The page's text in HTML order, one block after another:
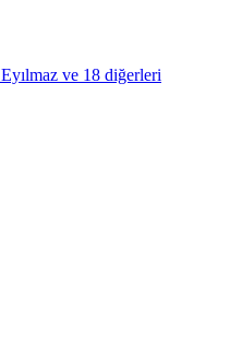
Eyılmaz ve 18 diğerleri